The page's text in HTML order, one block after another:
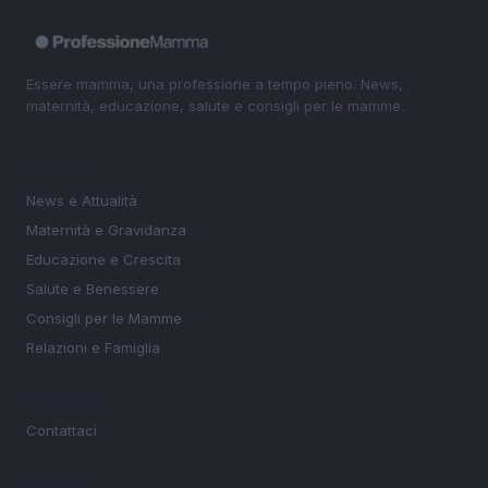
Essere mamma, una professione a tempo pieno. News,
maternità, educazione, salute e consigli per le mamme.
News e Attualità
Maternità e Gravidanza
Educazione e Crescita
Salute e Benessere
Consigli per le Mamme
Relazioni e Famiglia
Contattaci